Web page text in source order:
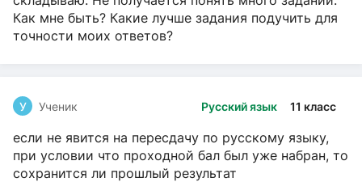
Как мне быть? Какие лучше задания подучить для
точности моих ответов?
Русский язык 11 класс
У Ученик
если не явится на пересдачу по русскому языку,
при условии что проходной бал был уже набран, то
сохранится ли прошлый результат